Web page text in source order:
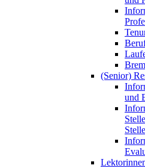
(Senior)
und